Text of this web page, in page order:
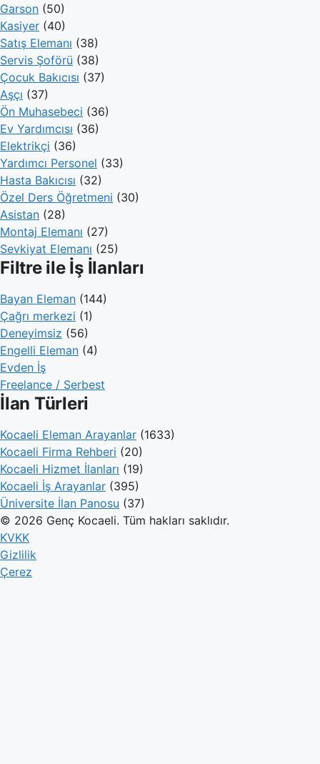
Garson (50)
Kasiyer (40)
Satış Elemanı (38)
Servis Şoförü (38)
Çocuk Bakıcısı (37)
Aşçı (37)
Ön Muhasebeci (36)
Ev Yardımcısı (36)
Elektrikçi (36)
Yardımcı Personel (33)
Hasta Bakıcısı (32)
Özel Ders Öğretmeni (30)
Asistan (28)
Montaj Elemanı (27)
Sevkiyat Elemanı (25)
Filtre ile İş İlanları
Bayan Eleman (144)
Çağrı merkezi (1)
Deneyimsiz (56)
Engelli Eleman (4)
Evden İş
Freelance / Serbest
İlan Türleri
Kocaeli Eleman Arayanlar (1633)
Kocaeli Firma Rehberi (20)
Kocaeli Hizmet İlanları (19)
Kocaeli İş Arayanlar (395)
Üniversite İlan Panosu (37)
© 2026 Genç Kocaeli. Tüm hakları saklıdır.
KVKK
Gizlilik
Çerez